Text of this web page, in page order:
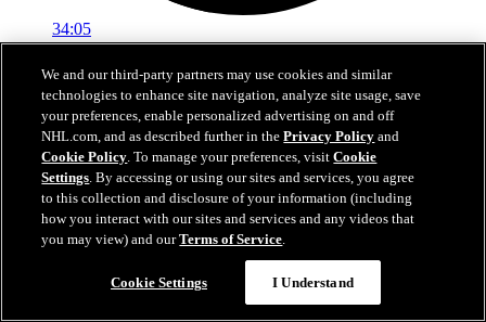
34:05
Alla Erik Karlssons poäng från 2025-26!
Återupplev alla Erik Karlssons 69 poäng från säsongen
02 maj 2026
We and our third-party partners may use cookies and similar
technologies to enhance site navigation, analyze site usage, save
your preferences, enable personalized advertising on and off
NHL.com, and as described further in thePrivacy Policy and
Cookie Policy. To manage your preferences, visitCookie
Settings. By accessing or using our sites and services, you agree
to this collection and disclosure of your information (including
how you interact with our sites and services and any videos that
you may view) and ourTerms of Service.
Cookie Settings I Understand